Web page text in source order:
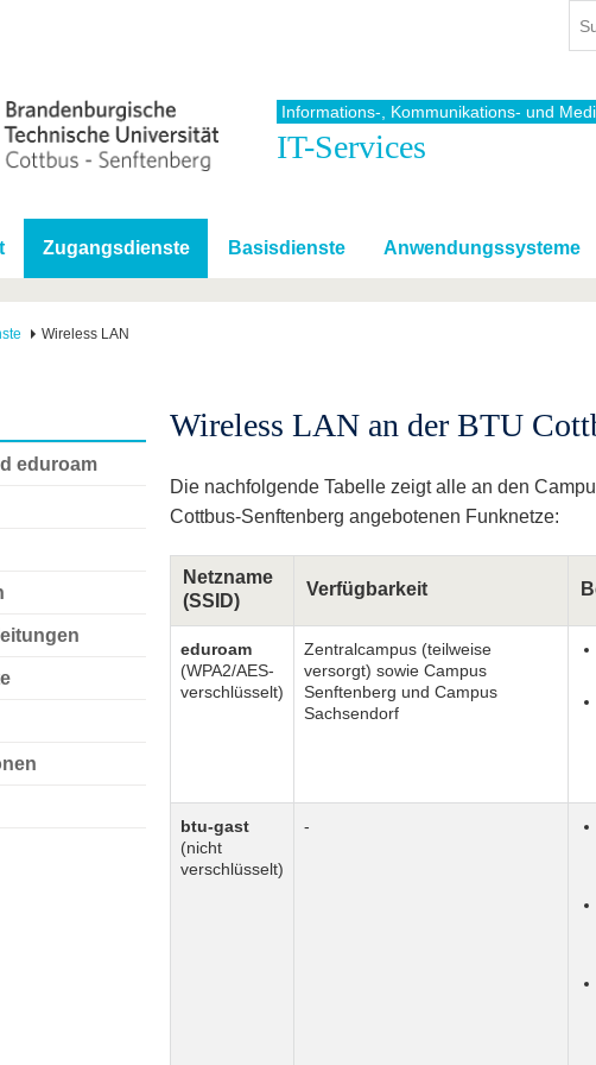
Forschung
Forschungsprofil
Förderung
Studium
Vor dem Studium
Im Studium
International
Mit der BTU ins Ausland
Informations-, Kommunikations- und
IT-Services
Zugangsdienste Basisdienste Anwendungssysteme
Wireless LAN
eduroam
Wireless LAN an der BTU
Die nachfolgende Tabelle zeigt alle an den
Cottbus-Senftenberg angebotenen Funknetze:
Netzname
(SSID)
Verfügbarkeit
eduroam
(WPA2/AES-
verschlüsselt)
Zentralcampus (teilweise
versorgt) sowie Campus
Senftenberg und Campus
Sachsendorf
btu-gast
(nicht
verschlüsselt)
-